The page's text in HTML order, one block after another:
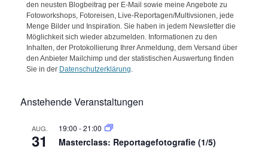
den neusten Blogbeitrag per E-Mail sowie meine Angebote zu
Fotoworkshops, Fotoreisen, Live-Reportagen/Multivsionen, jede
Menge Bilder und Inspiration. Sie haben in jedem Newsletter die
Möglichkeit sich wieder abzumelden. Informationen zu den
Inhalten, der Protokollierung Ihrer Anmeldung, dem Versand über
den Anbieter Mailchimp und der statistischen Auswertung finden
Sie in der Datenschutzerklärung.
Anstehende Veranstaltungen
AUG.
31
19:00 -21:00
Masterclass: Reportagefotografie (1/5)